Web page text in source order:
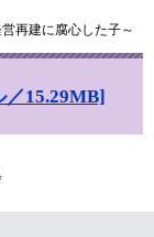
再建に腐心した子～
／15.29MB]